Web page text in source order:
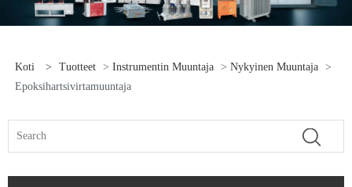
Koti > Tuotteet > Instrumentin Muuntaja > Nykyinen Muuntaja
>
Epoksihartsivirtamuuntaja